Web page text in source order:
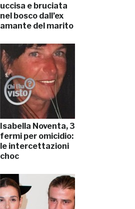
uccisa e bruciata
nel bosco dall’ex
amante del marito
Isabella Noventa, 3
fermi per omicidio:
le intercettazioni
choc